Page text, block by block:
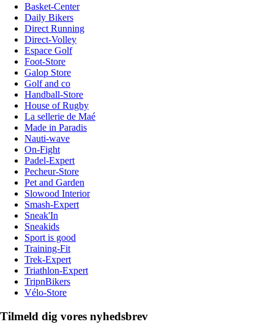
Basket-Center
Daily Bikers
Direct Running
Direct-Volley
Espace Golf
Foot-Store
Galop Store
Golf and co
Handball-Store
House of Rugby
La sellerie de Maé
Made in Paradis
Nauti-wave
On-Fight
Padel-Expert
Pecheur-Store
Pet and Garden
Slowood Interior
Smash-Expert
Sneak'In
Sneakids
Sport is good
Training-Fit
Trek-Expert
Triathlon-Expert
TripnBikers
Vélo-Store
Tilmeld dig vores nyhedsbrev